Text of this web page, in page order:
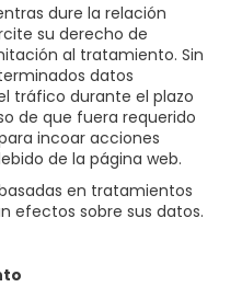
dure la relación
su derecho de
al tratamiento. Sin
datos
tráfico durante el plazo
de que fuera requerido
incoar acciones
de la página web.
en tratamientos
efectos sobre sus datos.